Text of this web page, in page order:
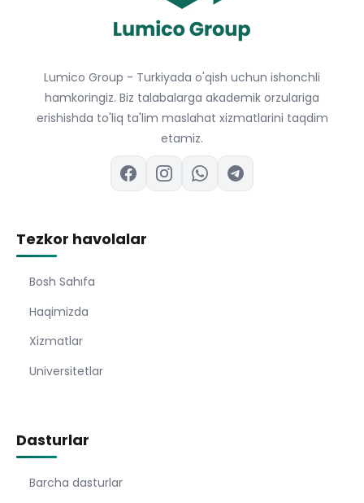
Lumico Group - Turkiyada o'qish uchun ishonchli
hamkoringiz. Biz talabalarga akademik orzulariga
erishishda to'liq ta'lim maslahat xizmatlarini taqdim
etamiz.
Tezkor havolalar
Bosh Sahıfa
Haqimizda
Xizmatlar
Universitetlar
Dasturlar
Barcha dasturlar